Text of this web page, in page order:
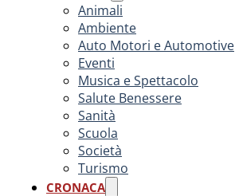
Animali
Ambiente
Auto Motori e Automotive
Eventi
Musica e Spettacolo
Salute Benessere
Sanità
Scuola
Società
Turismo
CRONACA